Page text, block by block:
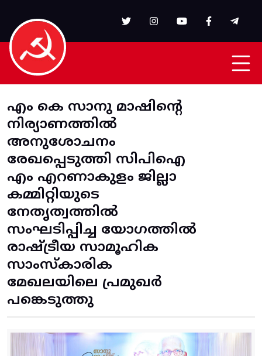
എം കെ സാനു മാഷിന്റെ
നിര്യാണത്തിൽ
അനുശോചനം
രേഖപ്പെടുത്തി സിപിഐ
എം എറണാകുളം ജില്ലാ
കമ്മിറ്റിയുടെ
നേതൃത്വത്തിൽ
സംഘടിപ്പിച്ച യോഗത്തിൽ
രാഷ്ട്രീയ സാമൂഹിക
സാംസ്കാരിക
മേഖലയിലെ പ്രമുഖർ
പങ്കെടുത്തു